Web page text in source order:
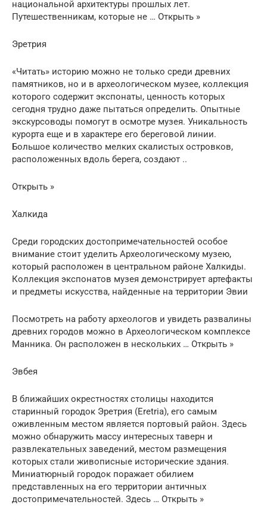
национальной архитектуры прошлых лет.
Путешественникам, которые не … Открыть »
Эретрия
«Читать» историю можно не только среди древних
памятников, но и в археологическом музее, коллекция
которого содержит экспонаты, ценность которых
сегодня трудно даже пытаться определить. Опытные
экскурсоводы помогут в осмотре музея. Уникальность
курорта еще и в характере его береговой линии.
Большое количество мелких скалистых островков,
расположенных вдоль берега, создают ..
Открыть »
Халкида
Среди городских достопримечательностей особое
внимание стоит уделить Археологическому музею,
который расположен в центральном районе Халкиды.
Коллекция экспонатов музея демонстрирует артефакты
и предметы искусства, найденные на территории Эвии
Посмотреть на работу археологов и увидеть развалины
древних городов можно в Археологическом комплексе
Манника. Он расположен в нескольких … Открыть »
Эвбея
В ближайших окрестностях столицы находится
старинный городок Эретрия (Eretria), его самым
оживленным местом является портовый район. Здесь
можно обнаружить массу интересных таверн и
развлекательных заведений, местом размещения
которых стали живописные исторические здания.
Миниатюрный городок поражает обилием
представленных на его территории античных
достопримечательностей. Здесь … Открыть »